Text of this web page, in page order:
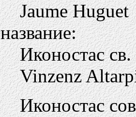
Jaume Huguet
название:
Иконостас
Vinzenz
Иконостас